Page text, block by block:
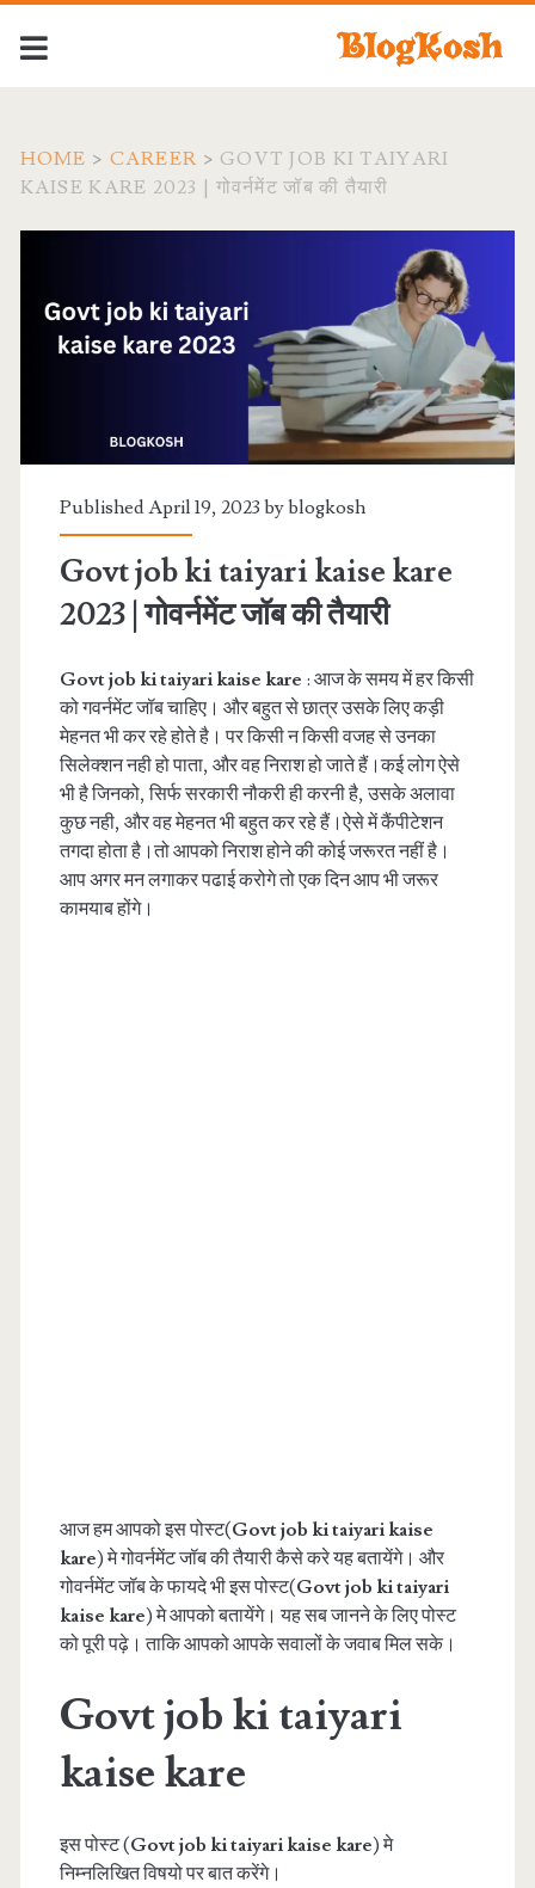
HOME > CAREER > GOVT JOB KI TAIYARI
KAISE KARE 2023 | गोवर्नमेंट जॉब की तैयारी
Published April 19, 2023 byblogkosh
Govt job ki taiyari kaise kare
2023 | गोवर्नमेंट जॉब की तैयारी
Govt job ki taiyari kaise kare : आज के समय में हर किसी
को गवर्नमेंट जॉब चाहिए। और बहुत से छात्र उसके लिए कड़ी
मेहनत भी कर रहे होते है। पर किसी न किसी वजह से उनका
सिलेक्शन नही हो पाता, और वह निराश हो जाते हैं।कई लोग ऐसे
भी है जिनको, सिर्फ सरकारी नौकरी ही करनी है, उसके अलावा
कुछ नही, और वह मेहनत भी बहुत कर रहे हैं।ऐसे में कैंपीटेशन
तगदा होता है।तो आपको निराश होने की कोई जरूरत नहीं है।
आप अगर मन लगाकर पढाई करोगे तो एक दिन आप भी जरूर
कामयाब होंगे।
आज हम आपको इस पोस्ट(Govt job ki taiyari kaise
kare) मे गोवर्नमेंट जॉब की तैयारी कैसे करे यह बतायेंगे। और
गोवर्नमेंट जॉब के फायदे भी इस पोस्ट(Govt job ki taiyari
kaise kare) मे आपको बतायेंगे। यह सब जानने के लिए पोस्ट
को पूरी पढ़े। ताकि आपको आपके सवालों के जवाब मिल सके।
Govt job ki taiyari
kaise kare
इस पोस्ट (Govt job ki taiyari kaise kare) मे
निम्नलिखित विषयो पर बात करेंगे।